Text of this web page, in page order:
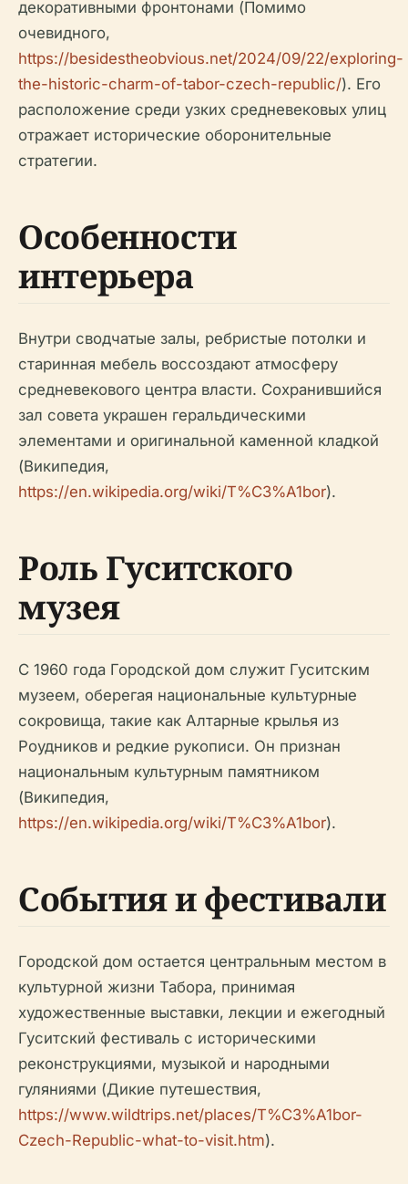
декоративными фронтонами (Помимо
очевидного,
https://besidestheobvious.net/2024/09/22/exploring-
the-historic-charm-of-tabor-czech-republic/). Его
расположение среди узких средневековых улиц
отражает исторические оборонительные
стратегии.
Особенности
интерьера
Внутри сводчатые залы, ребристые потолки и
старинная мебель воссоздают атмосферу
средневекового центра власти. Сохранившийся
зал совета украшен геральдическими
элементами и оригинальной каменной кладкой
(Википедия,
https://en.wikipedia.org/wiki/T%C3%A1bor).
Роль Гуситского
музея
С 1960 года Городской дом служит Гуситским
музеем, оберегая национальные культурные
сокровища, такие как Алтарные крылья из
Роудников и редкие рукописи. Он признан
национальным культурным памятником
(Википедия,
https://en.wikipedia.org/wiki/T%C3%A1bor).
События и фестивали
Городской дом остается центральным местом в
культурной жизни Табора, принимая
художественные выставки, лекции и ежегодный
Гуситский фестиваль с историческими
реконструкциями, музыкой и народными
гуляниями (Дикие путешествия,
https://www.wildtrips.net/places/T%C3%A1bor-
Czech-Republic-what-to-visit.htm).